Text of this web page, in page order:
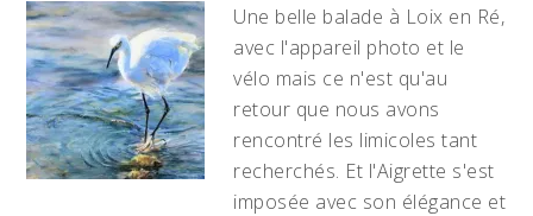
Une belle balade à Loix en Ré,
avec l'appareil photo et le
vélo mais ce n'est qu'au
retour que nous avons
rencontré les limicoles tant
recherchés. Et l'Aigrette s'est
imposée avec son élégance et